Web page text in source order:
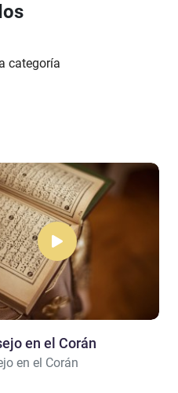
categoría
en el Corán
en el Corán